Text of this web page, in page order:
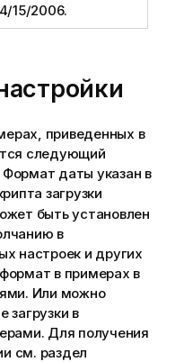
15/2006.
приведенных в
следующий
даты указан в
загрузки
быть установлен
в
настроек и других
в примерах в
Или можно
загрузки в
Для получения
см. раздел